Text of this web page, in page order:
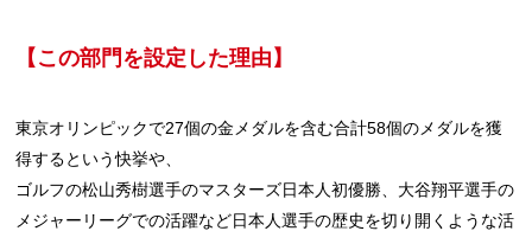
【この部門を設定した理由】
東京オリンピックで27個の金メダルを含む合計58個のメダルを獲
得するという快挙や、
ゴルフの松山秀樹選手のマスターズ日本人初優勝、大谷翔平選手の
メジャーリーグでの活躍など日本人選手の歴史を切り開くような活